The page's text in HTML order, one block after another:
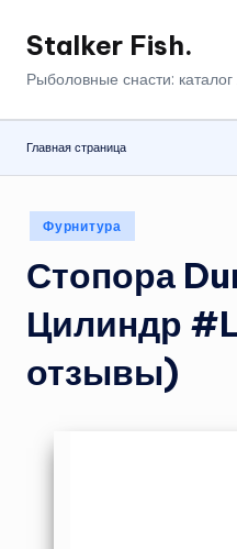
Перейти
Stalker Fish.
Рыболовные снасти:
Главная страница
Опубликовано
в
Фурнитура
Стопора
Цилиндр
отзывы)